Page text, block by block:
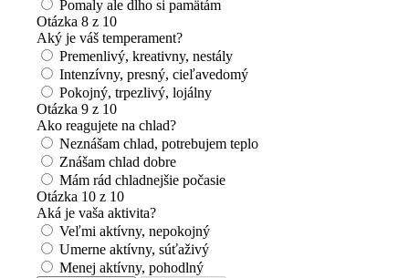
Pomaly ale dlho si pamätám
Otázka 8 z 10
Aký je váš temperament?
Premenlivý, kreativny, nestály
Intenzívny, presný, cieľavedomý
Pokojný, trpezlivý, lojálny
Otázka 9 z 10
Ako reagujete na chlad?
Neznášam chlad, potrebujem teplo
Znášam chlad dobre
Mám rád chladnejšie počasie
Otázka 10 z 10
Aká je vaša aktivita?
Veľmi aktívny, nepokojný
Umerne aktívny, súťaživý
Menej aktívny, pohodlný